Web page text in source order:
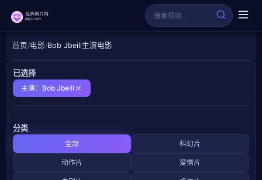
首页 电影 Bob Jbeili主演电影
已选择
主演：Bob Jbeili
分类
全部 科幻片
动作片 爱情片